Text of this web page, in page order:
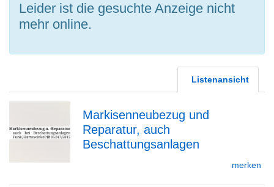
Leider ist die gesuchte Anzeige nicht
mehr online.
Listenansicht
zur
Markisenneubezug und
Reparatur, auch
Beschattungsanlagen
merken